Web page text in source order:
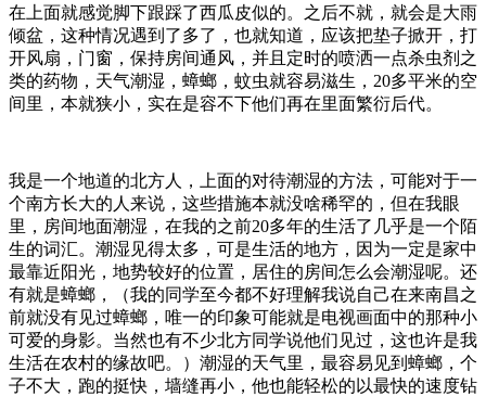
在上面就感觉脚下跟踩了西瓜皮似的。之后不就，就会是大雨
倾盆，这种情况遇到了多了，也就知道，应该把垫子掀开，打
开风扇，门窗，保持房间通风，并且定时的喷洒一点杀虫剂之
类的药物，天气潮湿，蟑螂，蚊虫就容易滋生，20多平米的空
间里，本就狭小，实在是容不下他们再在里面繁衍后代。
我是一个地道的北方人，上面的对待潮湿的方法，可能对于一
个南方长大的人来说，这些措施本就没啥稀罕的，但在我眼
里，房间地面潮湿，在我的之前20多年的生活了几乎是一个陌
生的词汇。潮湿见得太多，可是生活的地方，因为一定是家中
最靠近阳光，地势较好的位置，居住的房间怎么会潮湿呢。还
有就是蟑螂，（我的同学至今都不好理解我说自己在来南昌之
前就没有见过蟑螂，唯一的印象可能就是电视画面中的那种小
可爱的身影。当然也有不少北方同学说他们见过，这也许是我
生活在农村的缘故吧。）潮湿的天气里，最容易见到蟑螂，个
子不大，跑的挺快，墙缝再小，他也能轻松的以最快的速度钻